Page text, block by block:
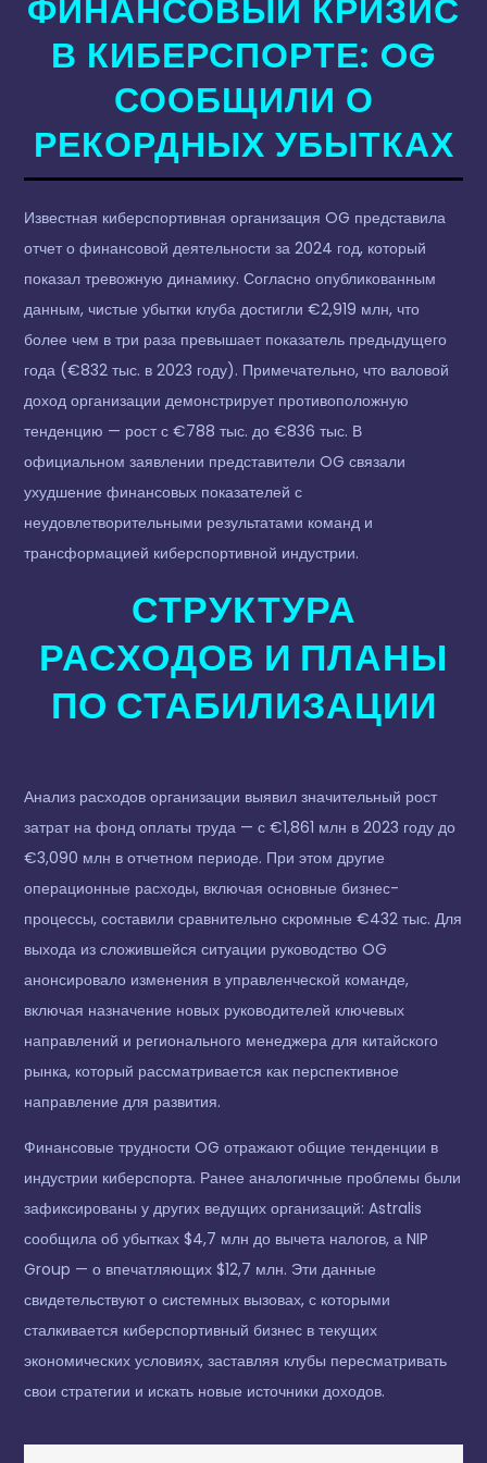
ФИНАНСОВЫЙ КРИЗИС
В КИБЕРСПОРТЕ: OG
СООБЩИЛИ О
РЕКОРДНЫХ УБЫТКАХ
Известная киберспортивная организация OG представила
отчет о финансовой деятельности за 2024 год, который
показал тревожную динамику. Согласно опубликованным
данным, чистые убытки клуба достигли €2,919 млн, что
более чем в три раза превышает показатель предыдущего
года (€832 тыс. в 2023 году). Примечательно, что валовой
доход организации демонстрирует противоположную
тенденцию — рост с €788 тыс. до €836 тыс. В
официальном заявлении представители OG связали
ухудшение финансовых показателей с
неудовлетворительными результатами команд и
трансформацией киберспортивной индустрии.
СТРУКТУРА
РАСХОДОВ И ПЛАНЫ
ПО СТАБИЛИЗАЦИИ
Анализ расходов организации выявил значительный рост
затрат на фонд оплаты труда — с €1,861 млн в 2023 году до
€3,090 млн в отчетном периоде. При этом другие
операционные расходы, включая основные бизнес-
процессы, составили сравнительно скромные €432 тыс. Для
выхода из сложившейся ситуации руководство OG
анонсировало изменения в управленческой команде,
включая назначение новых руководителей ключевых
направлений и регионального менеджера для китайского
рынка, который рассматривается как перспективное
направление для развития.
Финансовые трудности OG отражают общие тенденции в
индустрии киберспорта. Ранее аналогичные проблемы были
зафиксированы у других ведущих организаций: Astralis
сообщила об убытках $4,7 млн до вычета налогов, а NIP
Group — о впечатляющих $12,7 млн. Эти данные
свидетельствуют о системных вызовах, с которыми
сталкивается киберспортивный бизнес в текущих
экономических условиях, заставляя клубы пересматривать
свои стратегии и искать новые источники доходов.